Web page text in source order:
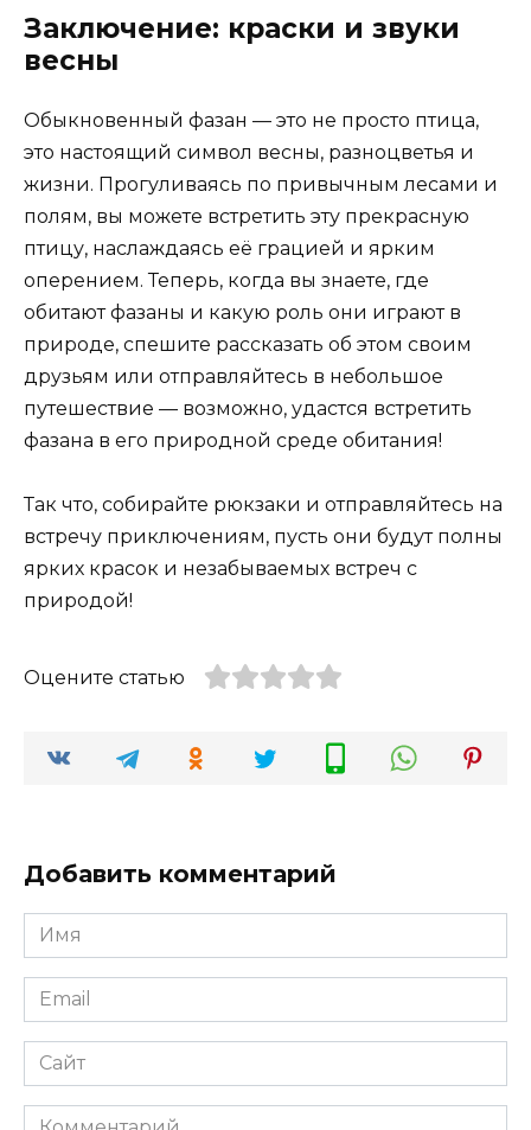
Заключение: краски и звуки
весны
Обыкновенный фазан — это не просто птица,
это настоящий символ весны, разноцветья и
жизни. Прогуливаясь по привычным лесами и
полям, вы можете встретить эту прекрасную
птицу, наслаждаясь её грацией и ярким
оперением. Теперь, когда вы знаете, где
обитают фазаны и какую роль они играют в
природе, спешите рассказать об этом своим
друзьям или отправляйтесь в небольшое
путешествие — возможно, удастся встретить
фазана в его природной среде обитания!
Так что, собирайте рюкзаки и отправляйтесь на
встречу приключениям, пусть они будут полны
ярких красок и незабываемых встреч с
природой!
Оцените статью
Добавить комментарий
Имя
*
Email
*
Сайт
Комментарий